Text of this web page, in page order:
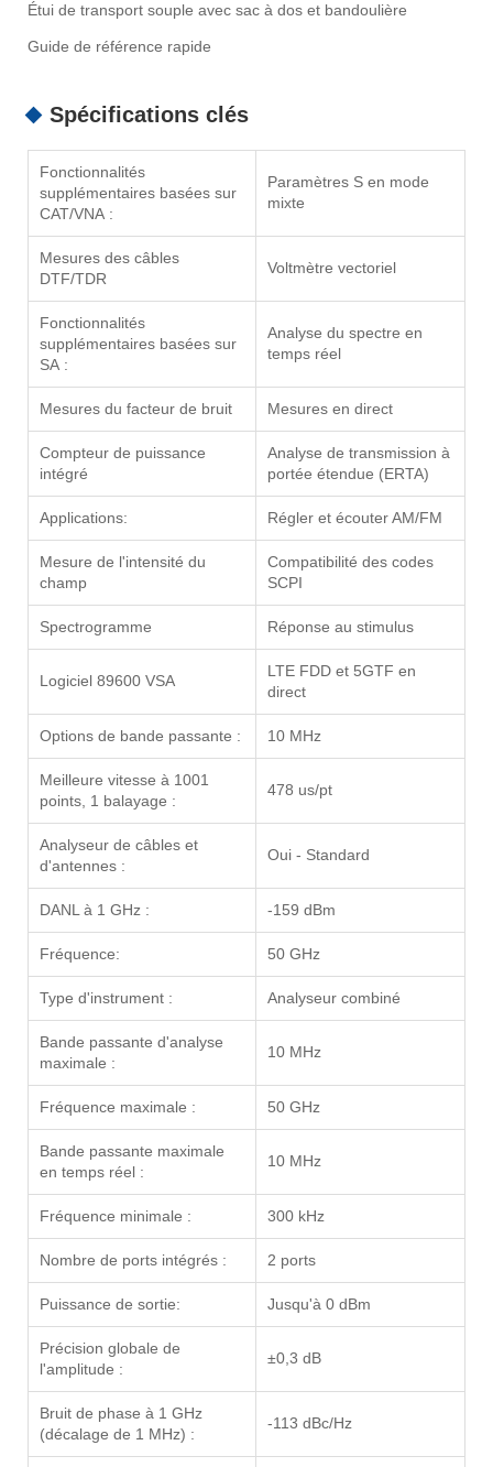
Étui de transport souple avec sac à dos et bandoulière
Guide de référence rapide
Spécifications clés
Fonctionnalités
supplémentaires basées sur
CAT/VNA :
Paramètres S en mode
mixte
Mesures des câbles
DTF/TDR
Voltmètre vectoriel
Fonctionnalités
supplémentaires basées sur
SA :
Analyse du spectre en
temps réel
Mesures du facteur de bruit Mesures en direct
Compteur de puissance
intégré
Analyse de transmission à
portée étendue (ERTA)
Applications: Régler et écouter AM/FM
Mesure de l'intensité du
champ
Compatibilité des codes
SCPI
Spectrogramme Réponse au stimulus
Logiciel 89600 VSA
LTE FDD et 5GTF en
direct
Options de bande passante : 10 MHz
Meilleure vitesse à 1001
points, 1 balayage :
478 us/pt
Analyseur de câbles et
d'antennes :
Oui - Standard
DANL à 1 GHz : -159 dBm
Fréquence: 50 GHz
Type d'instrument : Analyseur combiné
Bande passante d'analyse
maximale :
10 MHz
Fréquence maximale : 50 GHz
Bande passante maximale
en temps réel :
10 MHz
Fréquence minimale : 300 kHz
Nombre de ports intégrés : 2 ports
Puissance de sortie: Jusqu'à 0 dBm
Précision globale de
l'amplitude :
±0,3 dB
Bruit de phase à 1 GHz
(décalage de 1 MHz) :
-113 dBc/Hz